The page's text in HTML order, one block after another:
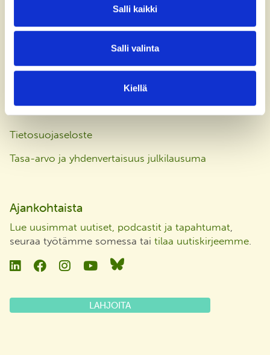
Salli kaikki
Salli valinta
Kiellä
donations@bsag.fi
FI-02150 Espoo
Tietosuojaseloste
Tasa-arvo ja yhdenvertaisuus julkilausuma
Ajankohtaista
Lue uusimmat uutiset, podcastit ja tapahtumat
seuraa työtämme somessa tai tilaa uutiskirjeemme
LinkedinFacebookInstagramYouTubeBluesky
LAHJOITA